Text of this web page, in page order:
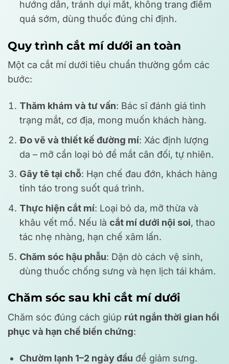
hướng dẫn, tránh dụi mắt, không trang điểm
quá sớm, dùng thuốc đúng chỉ định.
Quy trình cắt mí dưới an toàn
Một ca cắt mí dưới tiêu chuẩn thường gồm các
bước:
Thăm khám và tư vấn: Bác sĩ đánh giá tình
trạng mắt, cơ địa, mong muốn khách hàng.
Đo vẽ và thiết kế đường mí: Xác định lượng
da – mỡ cần loại bỏ để mắt cân đối, tự nhiên.
Gây tê tại chỗ: Hạn chế đau đớn, khách hàng
tỉnh táo trong suốt quá trình.
Thực hiện cắt mí: Loại bỏ da, mỡ thừa và
khâu vết mổ. Nếu là cắt mí dưới nội soi, thao
tác nhẹ nhàng, hạn chế xâm lấn.
Chăm sóc hậu phẫu: Dặn dò cách vệ sinh,
dùng thuốc chống sưng và hẹn lịch tái khám.
Chăm sóc sau khi cắt mí dưới
Chăm sóc đúng cách giúp rút ngắn thời gian hồi
phục và hạn chế biến chứng:
Chườm lạnh 1–2 ngày đầu để giảm sưng.